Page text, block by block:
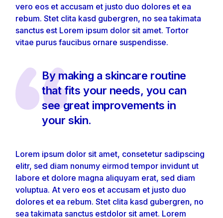
vero eos et accusam et justo duo dolores et ea
rebum. Stet clita kasd gubergren, no sea takimata
sanctus est Lorem ipsum dolor sit amet. Tortor
vitae purus faucibus ornare suspendisse.
By making a skincare routine
that fits your needs, you can
see great improvements in
your skin.
Lorem ipsum dolor sit amet, consetetur sadipscing
elitr, sed diam nonumy eirmod tempor invidunt ut
labore et dolore magna aliquyam erat, sed diam
voluptua. At vero eos et accusam et justo duo
dolores et ea rebum. Stet clita kasd gubergren, no
sea takimata sanctus estdolor sit amet. Lorem